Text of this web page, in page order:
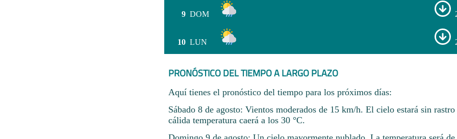
9 DOM
10 LUN
PRONÓSTICO DEL TIEMPO A LARGO PLAZO
Aquí tienes el pronóstico del tiempo para los próximos días:
Sábado 8 de agosto: Vientos moderados de 15 km/h. El cielo estará sin
cálida temperatura caerá a los 30 °C.